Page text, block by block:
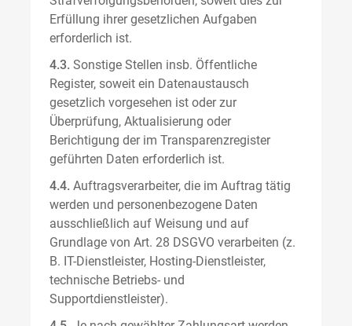
Erfüllung ihrer gesetzlichen Aufgaben
erforderlich ist.
4.3. Sonstige Stellen insb. Öffentliche
Register, soweit ein Datenaustausch
gesetzlich vorgesehen ist oder zur
Überprüfung, Aktualisierung oder
Berichtigung der im Transparenzregister
geführten Daten erforderlich ist.
4.4. Auftragsverarbeiter, die im Auftrag tätig
werden und personenbezogene Daten
ausschließlich auf Weisung und auf
Grundlage von Art. 28 DSGVO verarbeiten (z.
B. IT-Dienstleister, Hosting-Dienstleister,
technische Betriebs- und
Supportdienstleister).